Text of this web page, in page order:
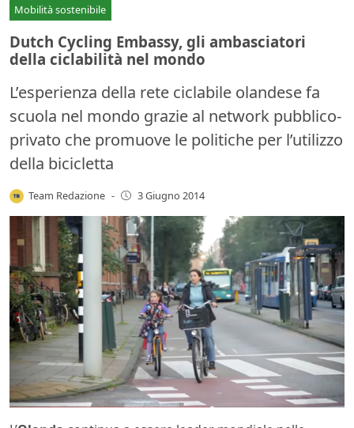
Mobilità sostenibile
Dutch Cycling Embassy, gli ambasciatori
della ciclabilità nel mondo
L’esperienza della rete ciclabile olandese fa
scuola nel mondo grazie al network pubblico-
privato che promuove le politiche per l’utilizzo
della bicicletta
Team Redazione - 3 Giugno 2014